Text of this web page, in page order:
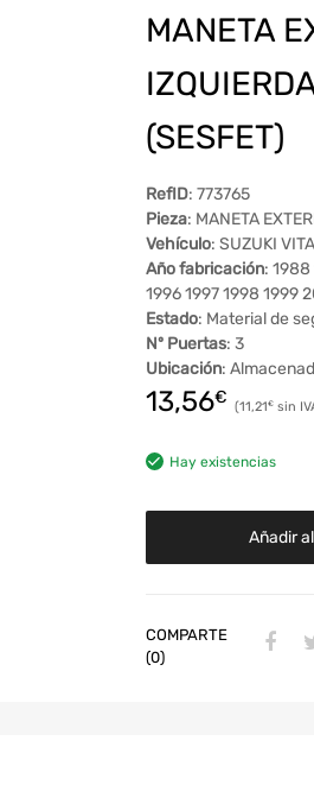
MANETA
(SESFET)
RefID: 773765
Pieza: MANETA
Vehículo: SUZUKI
Año fabricación: 1988
1996 1997 1998
Estado: Material de
Nº Puertas: 3
Ubicación:
13,56€ 11,21€
Hay existencias
Añadir
COMPARTE
(0)